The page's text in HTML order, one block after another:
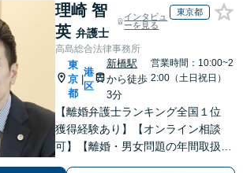
理崎 智
英 弁護士
インタビュ
ーを見る
東京都
高島総合法律事務所
東
京
都
港
区
新橋駅
から徒歩
3分
営業時間：10:00~2
2:00（土日祝日）
【離婚弁護士ランキング全国１位
獲得経験あり】【オンライン相談
可】【離婚・男女問題の年間取扱件